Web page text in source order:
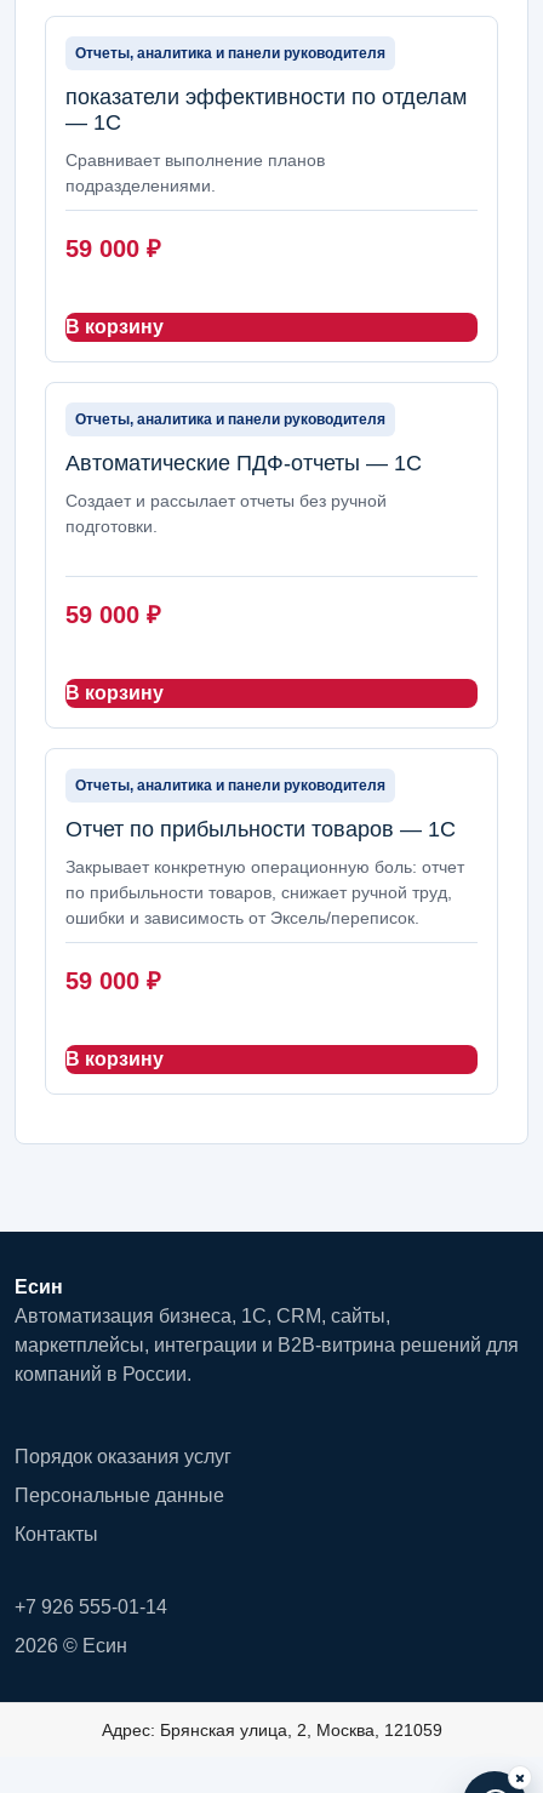
Отчеты, аналитика и панели руководителя
показатели эффективности по отделам
— 1С
Сравнивает выполнение планов
подразделениями.
59 000 ₽
В корзину
Отчеты, аналитика и панели руководителя
Автоматические ПДФ-отчеты — 1С
Создает и рассылает отчеты без ручной
подготовки.
59 000 ₽
В корзину
Отчеты, аналитика и панели руководителя
Отчет по прибыльности товаров — 1С
Закрывает конкретную операционную боль: отчет
по прибыльности товаров, снижает ручной труд,
ошибки и зависимость от Эксель/переписок.
59 000 ₽
В корзину
Есин
Автоматизация бизнеса, 1С, CRM, сайты,
маркетплейсы, интеграции и B2B-витрина решений для
компаний в России.
Порядок оказания услуг
Персональные данные
Контакты
+7 926 555-01-14
2026 © Есин
Адрес: Брянская улица, 2, Москва, 121059